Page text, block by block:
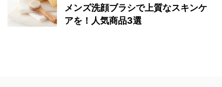
メンズ洗顔ブラシで上質なスキンケ
アを！人気商品3選